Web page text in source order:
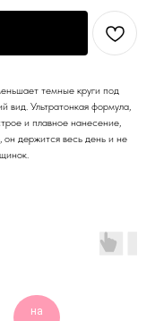
темные круги под
вид. Ультратонкая формула,
и плавное нанесение,
он держится весь день и не
на